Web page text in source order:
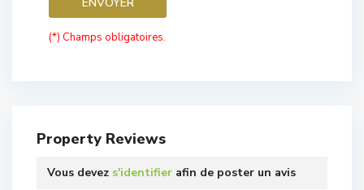
(*) Champs obligatoires.
Property Reviews
Vous devez s'identifier afin de poster un avis